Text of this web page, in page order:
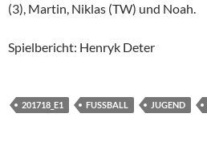
(3), Martin, Niklas (TW) und Noah.
Spielbericht: Henryk Deter
201718_E1 FUSSBALL JUGEND